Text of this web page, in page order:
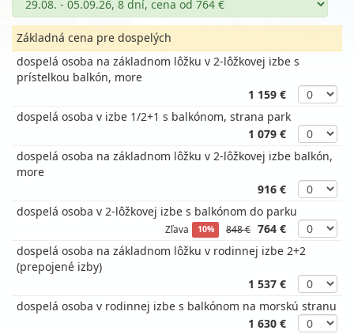
Základná cena pre dospelých
dospelá osoba na základnom lôžku v 2-lôžkovej izbe s
prístelkou balkón, more
1 159 €
dospelá osoba v izbe 1/2+1 s balkónom, strana park
1 079 €
dospelá osoba na základnom lôžku v 2-lôžkovej izbe balkón,
more
916 €
dospelá osoba v 2-lôžkovej izbe s balkónom do parku
Zľava 10% 848 € 764 €
dospelá osoba na základnom lôžku v rodinnej izbe 2+2
(prepojené izby)
1 537 €
dospelá osoba v rodinnej izbe s balkónom na morskú stranu
1 630 €